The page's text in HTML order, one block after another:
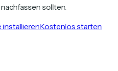
sollten.
installierenKostenlos starten